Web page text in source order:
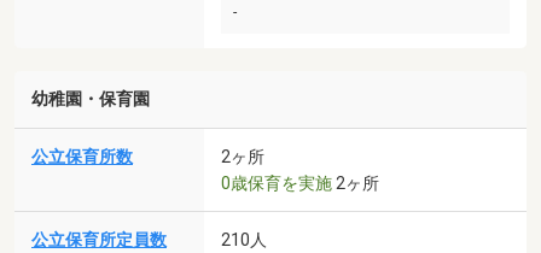
-
幼稚園・保育園
公立保育所数
2ヶ所
0歳保育を実施2ヶ所
公立保育所定員数 210人